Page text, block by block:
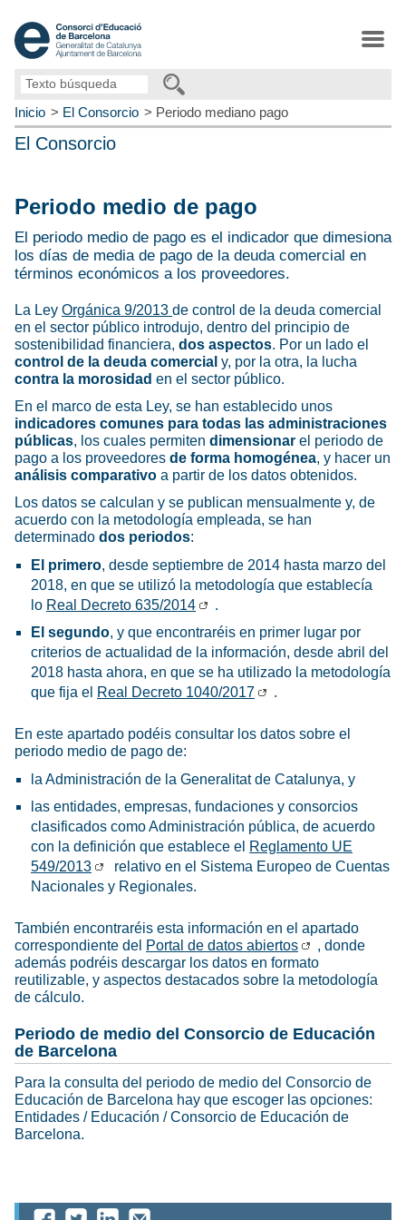
Texto
Inicio
El Consorcio Periodo mediano pago
El Consorcio
Periodo medio de pago
El periodo medio de pago es el indicador que dimesiona
los días de media de pago de la deuda comercial en
términos económicos a los proveedores.
La Ley Orgánica 9/2013 de control de la deuda comercial
en el sector público introdujo, dentro del principio de
sostenibilidad financiera, dos aspectos. Por un lado el
control de la deuda comercial y, por la otra, la lucha
contra la morosidad en el sector público.
En el marco de esta Ley, se han establecido unos
indicadores comunes para todas las administraciones
públicas, los cuales permiten dimensionar el periodo de
pago a los proveedores de forma homogénea, y hacer un
análisis comparativo a partir de los datos obtenidos.
Los datos se calculan y se publican mensualmente y, de
acuerdo con la metodología empleada, se han
determinado dos periodos:
El primero, desde septiembre de 2014 hasta marzo del
2018, en que se utilizó la metodología que establecía
lo Real Decreto 635/2014
.
El segundo, y que encontraréis en primer lugar por
criterios de actualidad de la información, desde abril del
2018 hasta ahora, en que se ha utilizado la metodología
que fija el Real Decreto 1040/2017 .
En este apartado podéis consultar los datos sobre el
periodo medio de pago de:
la Administración de la Generalitat de Catalunya, y
las entidades, empresas, fundaciones y consorcios
clasificados como Administración pública, de acuerdo
con la definición que establece el Reglamento UE
549/2013
relativo en el Sistema Europeo de Cuentas
Nacionales y Regionales.
También encontraréis esta información en el apartado
correspondiente del Portal de datos abiertos
, donde
además podréis descargar los datos en formato
reutilizable, y aspectos destacados sobre la metodología
de cálculo.
Periodo de medio del Consorcio de Educación
de Barcelona
Para la consulta del periodo de medio del Consorcio de
Educación de Barcelona hay que escoger las opciones:
Entidades / Educación / Consorcio de Educación de
Barcelona.